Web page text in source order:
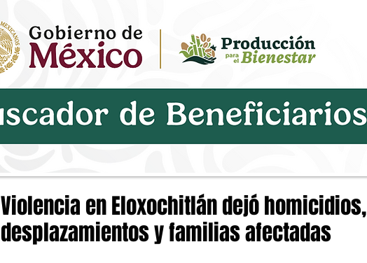
Violencia en Eloxochitlán dejó homicidios,
desplazamientos y familias afectadas